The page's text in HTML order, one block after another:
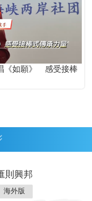
《如願》 感受接棒
則興邦
海外版